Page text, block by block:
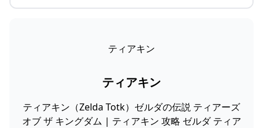
ティアキン
ティアキン
ティアキン（Zelda Totk）ゼルダの伝説 ティアーズ
オブ ザ キングダム | ティアキン 攻略 ゼルダ ティア